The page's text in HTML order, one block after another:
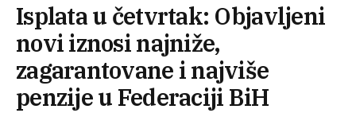
Isplata u četvrtak: Objavljeni
novi iznosi najniže,
zagarantovane i najviše
penzije u Federaciji BiH